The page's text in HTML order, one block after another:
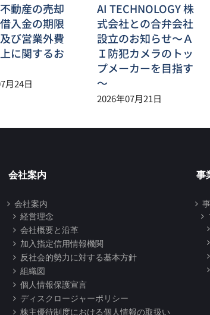
動産の売却
入金の期限
び営業外費
に関するお
月24日
AI TECHNOLOGY 株
式会社との合弁会社
設立のお知らせ～Ａ
Ｉ防犯カメラのトッ
プメーカーを目指す
～
2026年07月21日
会社案内
会社案内
経営理念
会社概要と沿革
加入指定信用情報機関
反社会的勢力に対する基本方針
組織図
個人情報保護宣言
ディスクロージャーポリシー
株主優待制度における個人情報の取扱い
事